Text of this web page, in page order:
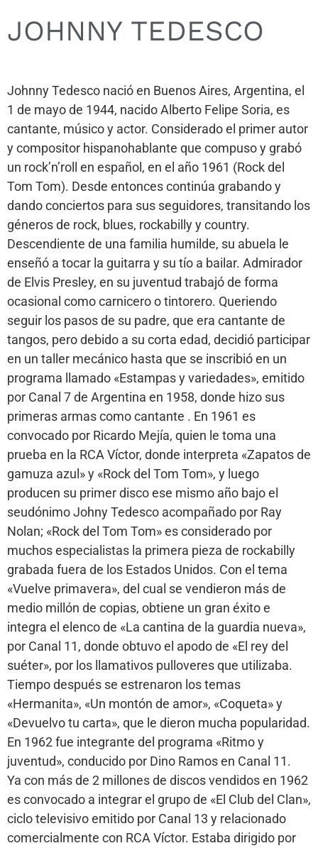
JOHNNY TEDESCO
Johnny Tedesco nació en Buenos Aires, Argentina, el
1 de mayo de 1944, nacido Alberto Felipe Soria, es
cantante, músico y actor. Considerado el primer autor
y compositor hispanohablante que compuso y grabó
un rock’n’roll en español, en el año 1961 (Rock del
Tom Tom). Desde entonces continúa grabando y
dando conciertos para sus seguidores, transitando los
géneros de rock, blues, rockabilly y country.
Descendiente de una familia humilde, su abuela le
enseñó a tocar la guitarra y su tío a bailar. Admirador
de Elvis Presley, en su juventud trabajó de forma
ocasional como carnicero o tintorero. Queriendo
seguir los pasos de su padre, que era cantante de
tangos, pero debido a su corta edad, decidió participar
en un taller mecánico hasta que se inscribió en un
programa llamado «Estampas y variedades», emitido
por Canal 7 de Argentina en 1958, donde hizo sus
primeras armas como cantante . En 1961 es
convocado por Ricardo Mejía, quien le toma una
prueba en la RCA Víctor, donde interpreta «Zapatos de
gamuza azul» y «Rock del Tom Tom», y luego
producen su primer disco ese mismo año bajo el
seudónimo Johny Tedesco acompañado por Ray
Nolan; «Rock del Tom Tom» es considerado por
muchos especialistas la primera pieza de rockabilly
grabada fuera de los Estados Unidos. Con el tema
«Vuelve primavera», del cual se vendieron más de
medio millón de copias, obtiene un gran éxito e
integra el elenco de «La cantina de la guardia nueva»,
por Canal 11, donde obtuvo el apodo de «El rey del
suéter», por los llamativos pulloveres que utilizaba.
Tiempo después se estrenaron los temas
«Hermanita», «Un montón de amor», «Coqueta» y
«Devuelvo tu carta», que le dieron mucha popularidad.
En 1962 fue integrante del programa «Ritmo y
juventud», conducido por Dino Ramos en Canal 11.
Ya con más de 2 millones de discos vendidos en 1962
es convocado a integrar el grupo de «El Club del Clan»,
ciclo televisivo emitido por Canal 13 y relacionado
comercialmente con RCA Víctor. Estaba dirigido por